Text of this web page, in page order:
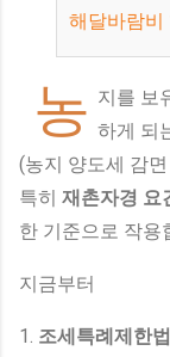
해달바람
농 지를 보
하게 되
(농지 양도세 감
특히 재촌자경 요
한 기준으로 작용
지금부터
1. 조세특례제한